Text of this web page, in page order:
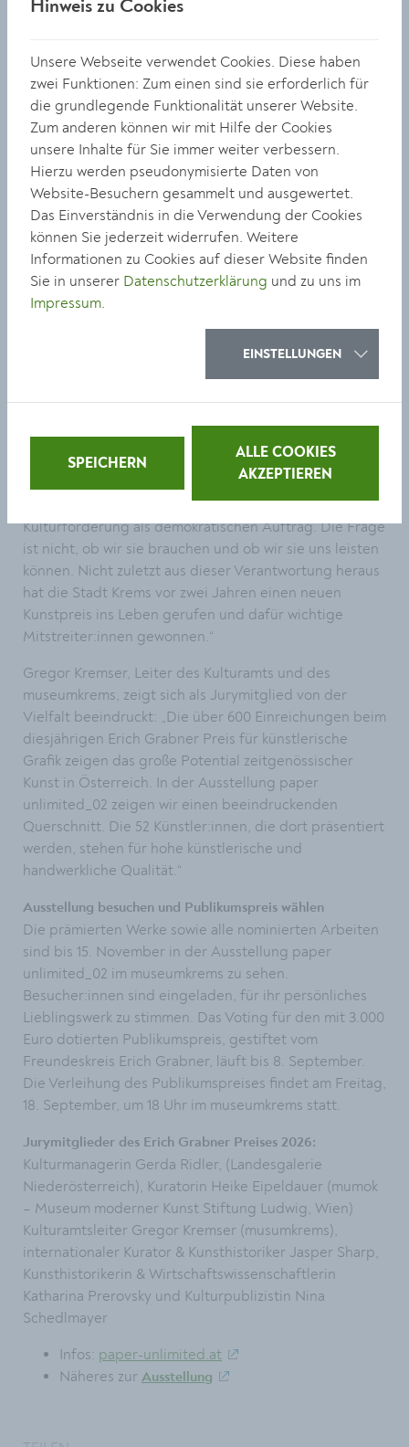
über die Stadtgrenzen hinaus Strahlkraft. Der Preis ist
Leistungen. Und mehr: ein wesentlicher Beitrag zur
Förderung von Kunst und Kulturschaffenden. Kunst
muss gelebt, erlebt und sichtbar gemacht werden. Es
ist mir eine besondere Freude, als Bürgermeister der
Stadt diesen herausragenden Kunstpreis zu vergeben
und von Krems aus ein starkes Zeichen für die Vielfalt,
Qualität und Innovationskraft der zeitgenössischen
Kunst zu setzen.“
Kulturgemeinderätin Elisabeth Kreuzhuber nimmt
Bezug auf den verstorbenen Bürgermeister Erich
Grabner und ergänzt: „Mit dem Erich Grabner Preis
wollen wir die Relevanz zeitgenössischer Kunst für die
die Stadt mit dem Preis eine Persönlichkeit, die die
Weichen für die heutige Kulturstadt Krems maßgeblich
gelegt hat.“
Doris Denk, Bereichsleiterin für Bildung, Kultur und
Tourismus der Stadt Krems unterstreicht: „Kunst und
Kultur sind fundamental für eine offene Gesellschaft,
weil sie Freiheit sichtbar machen. Daher sehen wir
Kulturförderung als demokratischen Auftrag. Die Frage
ist nicht, ob wir sie brauchen und ob wir sie uns leisten
können. Nicht zuletzt aus dieser Verantwortung heraus
hat die Stadt Krems vor zwei Jahren einen neuen
Kunstpreis ins Leben gerufen und dafür wichtige
Mitstreiter:innen gewonnen.“
Gregor Kremser, Leiter des Kulturamts und des
museumkrems, zeigt sich als Jurymitglied von der
Vielfalt beeindruckt: „Die über 600 Einreichungen beim
diesjährigen Erich Grabner Preis für künstlerische
Grafik zeigen das große Potential zeitgenössischer
Kunst in Österreich. In der Ausstellung paper
unlimited_02 zeigen wir einen beeindruckenden
Querschnitt. Die 52 Künstler:innen, die dort präsentiert
werden, stehen für hohe künstlerische und
handwerkliche Qualität.“
Ausstellung besuchen und Publikumspreis wählen
Die prämierten Werke sowie alle nominierten Arbeiten
sind bis 15. November in der Ausstellung paper
unlimited_02 im museumkrems zu sehen.
Besucher:innen sind eingeladen, für ihr persönliches
Lieblingswerk zu stimmen. Das Voting für den mit 3.000
Euro dotierten Publikumspreis, gestiftet vom
Freundeskreis Erich Grabner, läuft bis 8. September.
Die Verleihung des Publikumspreises findet am Freitag,
18. September, um 18 Uhr im museumkrems statt.
Jurymitglieder des Erich Grabner Preises 2026:
Kulturmanagerin Gerda Ridler, (Landesgalerie
Niederösterreich), Kuratorin Heike Eipeldauer (mumok
– Museum moderner Kunst Stiftung Ludwig, Wien)
Kulturamtsleiter Gregor Kremser (musumkrems),
internationaler Kurator & Kunsthistoriker Jasper Sharp,
Kunsthistorikerin & Wirtschaftswissenschaftlerin
Katharina Prerovsky und Kulturpublizistin Nina
Schedlmayer
Infos: paper-unlimited.at
Näheres zur Ausstellung
Hinweis zu Cookies
Unsere Webseite verwendet Cookies. Diese haben
zwei Funktionen: Zum einen sind sie erforderlich für
die grundlegende Funktionalität unserer Website.
Zum anderen können wir mit Hilfe der Cookies
unsere Inhalte für Sie immer weiter verbessern.
Hierzu werden pseudonymisierte Daten von
Website-Besuchern gesammelt und ausgewertet.
Das Einverständnis in die Verwendung der Cookies
können Sie jederzeit widerrufen. Weitere
Informationen zu Cookies auf dieser Website finden
Sie in unserer Datenschutzerklärung und zu uns im
Impressum.
EINSTELLUNGEN
SPEICHERN
ALLE COOKIES
AKZEPTIEREN